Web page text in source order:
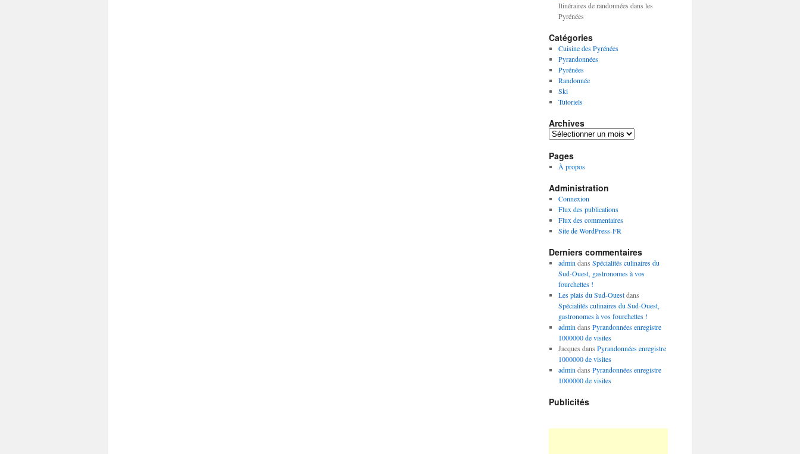
Itinéraires de randonnées dans les
Pyrénées
Catégories
Cuisine des Pyrénées
Pyrandonnées
Pyrénées
Randonnée
Ski
Tutoriels
Archives
Archives
Pages
À propos
Administration
Connexion
Flux des publications
Flux des commentaires
Site de WordPress-FR
Derniers commentaires
admin dans Spécialités culinaires du
Sud-Ouest, gastronomes à vos
fourchettes !
Les plats du Sud-Ouestdans
Spécialités culinaires du Sud-Ouest,
gastronomes à vos fourchettes !
admin dans Pyrandonnées enregistre
1000000 de visites
Jacques dans Pyrandonnées enregistre
1000000 de visites
admin dans Pyrandonnées enregistre
1000000 de visites
Publicités